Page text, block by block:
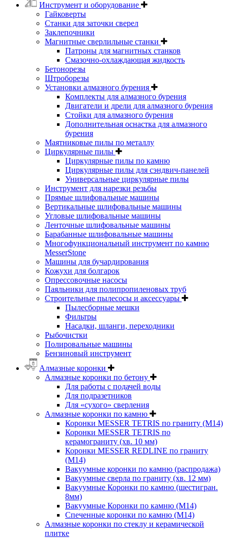
Инструмент и оборудование
Гайковерты
Станки для заточки сверел
Заклепочники
Магнитные сверлильные станки
Патроны для магнитных станков
Смазочно-охлаждающая жидкость
Бетонорезы
Штроборезы
Установки алмазного бурения
Комплекты для алмазного бурения
Двигатели и дрели для алмазного бурения
Стойки для алмазного бурения
Дополнительная оснастка для алмазного
бурения
Маятниковые пилы по металлу
Циркулярные пилы
Циркулярные пилы по камню
Циркулярные пилы для сэндвич-панелей
Универсальные циркулярные пилы
Инструмент для нарезки резьбы
Прямые шлифовальные машины
Вертикальные шлифовальные машины
Угловые шлифовальные машины
Ленточные шлифовальные машины
Барабанные шлифовальные машины
Многофункциональный инструмент по камню
MesserStone
Машины для бучардирования
Кожухи для болгарок
Опрессовочные насосы
Паяльники для полипропиленовых труб
Строительные пылесосы и аксессуары
Пылесборные мешки
Фильтры
Насадки, шланги, переходники
Рыбочистки
Полировальные машины
Бензиновый инструмент
Алмазные коронки
Алмазные коронки по бетону
Для работы с подачей воды
Для подразетников
Для «сухого» сверления
Алмазные коронки по камню
Коронки MESSER TETRIS по граниту (М14)
Коронки MESSER TETRIS по
керамограниту (хв. 10 мм)
Коронки MESSER REDLINE по граниту
(М14)
Вакуумные коронки по камню (распродажа)
Вакуумные сверла по граниту (хв. 12 мм)
Вакуумные Коронки по камню (шестигран.
8мм)
Вакуумные Коронки по камню (M14)
Спеченные коронки по камню (M14)
Алмазные коронки по стеклу и керамической
плитке